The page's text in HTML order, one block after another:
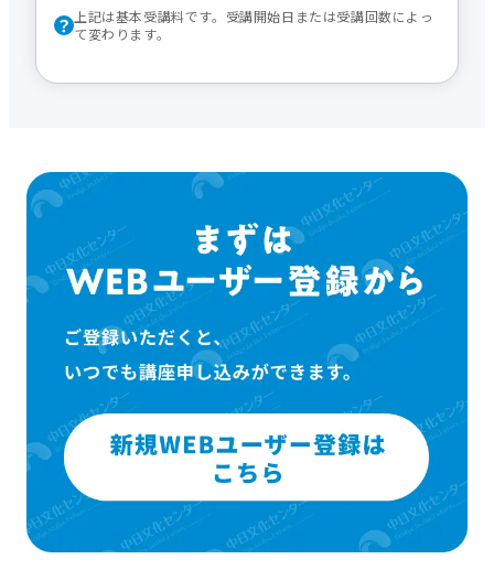
上記は基本受講料です。受講開始日または受講回数によっ
て変わります。